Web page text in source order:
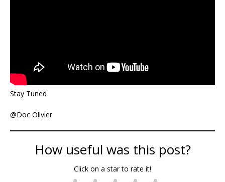
Stay Tuned
@Doc Olivier
How useful was this post?
Click on a star to rate it!